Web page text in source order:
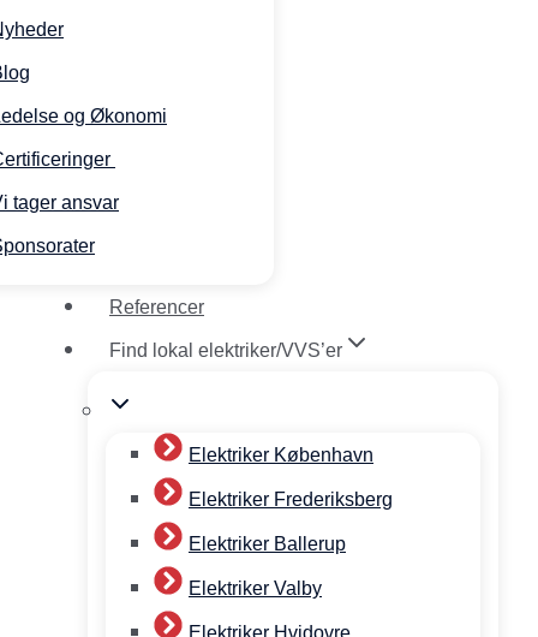
og Økonomi
tager ansvar
Referencer
Find lokal elektriker/VVS’er
Elektriker København
Elektriker Frederiksberg
Elektriker Ballerup
Elektriker Valby
Elektriker Hvidovre